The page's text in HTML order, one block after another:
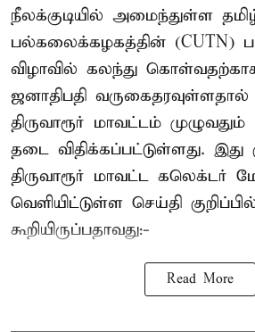
நீலக்குடியில் அமைந்துள்ள
பல்கலைக்கழகத்தின் (CUTN)
விழாவில் கலந்து
ஜனாதிபதி
திருவாரூர் மாவட்டம்
தடை விதிக்கப்பட்டுள்ளது. இது
திருவாரூர் மாவட்ட கலெக்டர்
வெளியிட்டுள்ள செய்தி
கூறியிருப்பதாவது:-
Read More